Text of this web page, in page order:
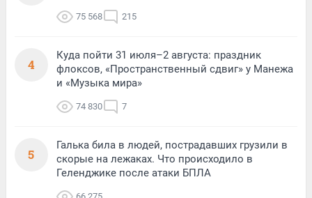
75 568 215
4
Куда пойти 31 июля–2 августа: праздник
флоксов, «Пространственный сдвиг» у Манежа
и «Музыка мира»
74 830 7
5
Галька била в людей, пострадавших грузили в
скорые на лежаках. Что происходило в
Геленджике после атаки БПЛА